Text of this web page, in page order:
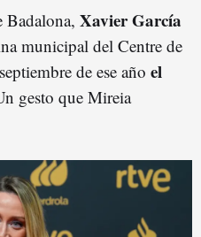
Badalona, Xavier García
municipal del Centre de
de ese año el
gesto que Mireia